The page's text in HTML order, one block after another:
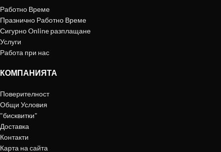
Работно Време
Празнично Работно Време
Сигурно Online разплащане
Услуги
Работа при нас
КОМПАНИЯТА
Поверителност
Общи Условия
"бисквитки"
Доставка
Контакти
Карта на сайта